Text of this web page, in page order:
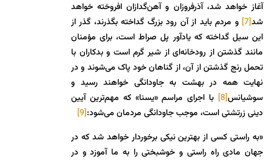
آغاز خواهد شد، آذرفروزان و آهن‌گدازان افروخته خواهد
شد[7]
و مردم باید از آن رود بزرگ گداخته بگذرند، گذر از
این سیل گداخته که یادآور پل صراط است، برای مؤمنان
مانند گذشتن از رودخانه‌ای از شیر گرم است و بدکاران با
تحمل رنج گذشتن از آن، از گناهان خود پاک می‌شوند و در
نهایت همه در بهشت به جاودانگی خواهند رسید و
سوشیانس[8]
با اجرای مراسم «یسنا» که مهم‌ترین آیین
دینی زرتشتی است، موجب جاودانگی مردمان می‌شود:[9]
«به راستی کسی از بهترین نیکی برخوردار خواهد شد که در
جهان مادی راه راستی و خوشبختی را به ما آموزد و در